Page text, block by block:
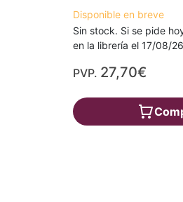
Disponible en breve
Sin stock. Si se pide
en la librería el 17/08/26
PVP. 27,70€